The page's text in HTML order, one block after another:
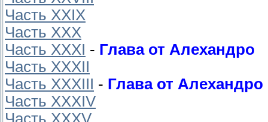
Часть XXIX
Часть XXX
Часть XXXI - Глава от Алехандро
Часть XXXII
Часть XXXIII - Глава от Алехандро
Часть XXXIV
Часть XXXV